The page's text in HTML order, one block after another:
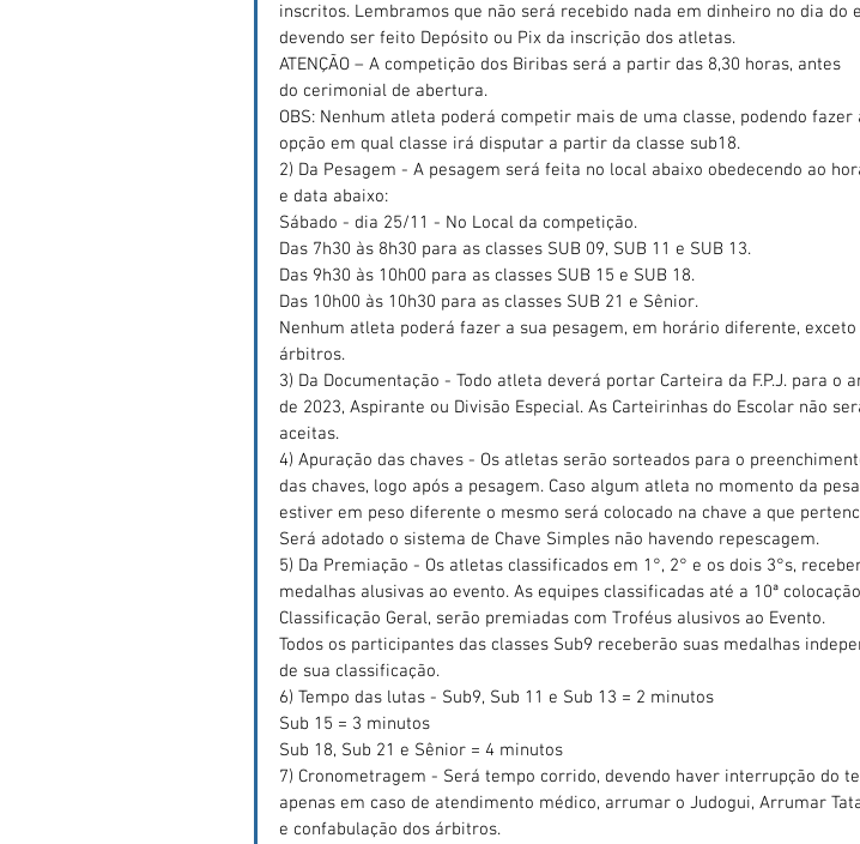
inscritos. Lembramos que não será recebido nada em dinheiro no dia do
devendo ser feito Depósito ou Pix da inscrição dos atletas.
ATENÇÃO – A competição dos Biribas será a partir das 8,30 horas, antes
do cerimonial de abertura.
OBS: Nenhum atleta poderá competir mais de uma classe, podendo fazer
opção em qual classe irá disputar a partir da classe sub18.
2) Da Pesagem - A pesagem será feita no local abaixo obedecendo ao
e data abaixo:
Sábado - dia 25/11 - No Local da competição.
Das 7h30 às 8h30 para as classes SUB 09, SUB 11 e SUB 13.
Das 9h30 às 10h00 para as classes SUB 15 e SUB 18.
Das 10h00 às 10h30 para as classes SUB 21 e Sênior.
Nenhum atleta poderá fazer a sua pesagem, em horário diferente, exceto
árbitros.
3) Da Documentação - Todo atleta deverá portar Carteira da F.P.J. para o
de 2023, Aspirante ou Divisão Especial. As Carteirinhas do Escolar não
aceitas.
4) Apuração das chaves - Os atletas serão sorteados para o
das chaves, logo após a pesagem. Caso algum atleta no momento da
estiver em peso diferente o mesmo será colocado na chave a que
Será adotado o sistema de Chave Simples não havendo repescagem.
5) Da Premiação - Os atletas classificados em 1°, 2° e os dois 3°s,
medalhas alusivas ao evento. As equipes classificadas até a 10ª
Classificação Geral, serão premiadas com Troféus alusivos ao Evento.
Todos os participantes das classes Sub9 receberão suas medalhas
de sua classificação.
6) Tempo das lutas - Sub9, Sub 11 e Sub 13 = 2 minutos
Sub 15 = 3 minutos
Sub 18, Sub 21 e Sênior = 4 minutos
7) Cronometragem - Será tempo corrido, devendo haver interrupção do
apenas em caso de atendimento médico, arrumar o Judogui, Arrumar
e confabulação dos árbitros.